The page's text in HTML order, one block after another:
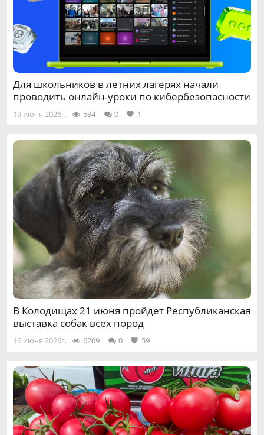
Для школьников в летних лагерях начали
проводить онлайн-уроки по кибербезопасности
19 июня 2026г. 534 0 1
В Колодищах 21 июня пройдет Республиканская
выставка собак всех пород
16 июня 2026г. 6209 0 59